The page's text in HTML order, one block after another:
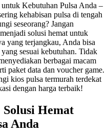
Kebutuhan Pulsa Anda –
kehabisan pulsa di tengah
seseorang? Jangan
solusi hemat untuk
yang terjangkau, Anda bisa
sesuai kebutuhan. Tidak
berbagai macam
paket data dan voucher game.
kios pulsa termurah terdekat
dengan harga terbaik!
Hemat
Anda